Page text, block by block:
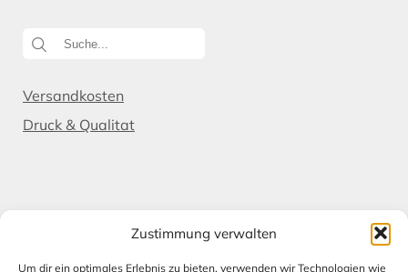
Zustimmung verwalten
Um dir ein optimales Erlebnis zu bieten, verwenden wir Technologien wie
Versandkosten
Druck & Qualitat